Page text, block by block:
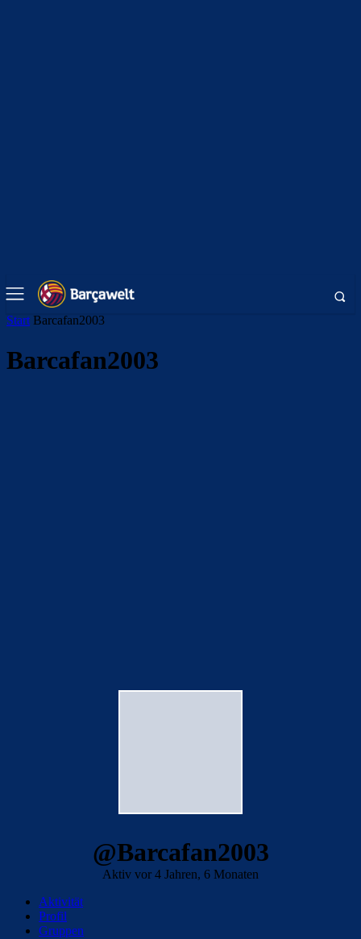
Start Barcafan2003
Barcafan2003
@Barcafan2003
Aktiv vor 4 Jahren, 6 Monaten
Aktivität
Profil
Gruppen